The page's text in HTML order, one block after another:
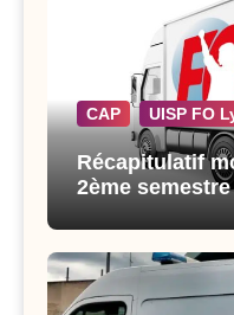
CAP UISP FO
Récapitulatif
2ème semestre